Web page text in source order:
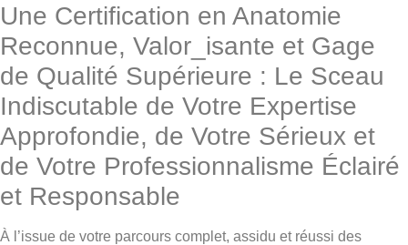
Une Certification en Anatomie
Reconnue, Valor_isante et Gage
de Qualité Supérieure : Le Sceau
Indiscutable de Votre Expertise
Approfondie, de Votre Sérieux et
de Votre Professionnalisme Éclairé
et Responsable
À l’issue de votre parcours complet, assidu et réussi des